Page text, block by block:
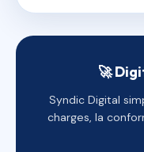
🚀
Syndic Digital
charges, la